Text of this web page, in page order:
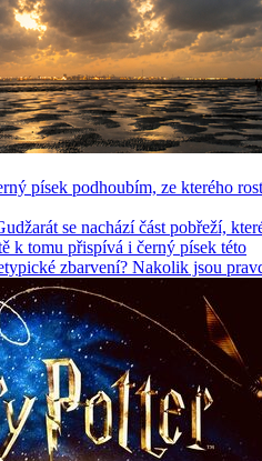
písek podhoubím, ze kterého
se nachází část pobřeží,
k tomu přispívá i černý písek této
zbarvení? Nakolik jsou